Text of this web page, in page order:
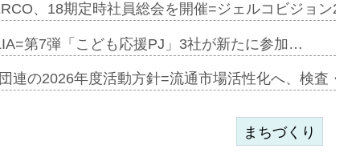
見込む=…
開始=三協…
、18期定時社員総会を開催=ジェルコビジョン
第7弾「こども応援PJ」3社が新たに参加…
連の2026年度活動方針=流通市場活性化へ、検査・
まちづくり